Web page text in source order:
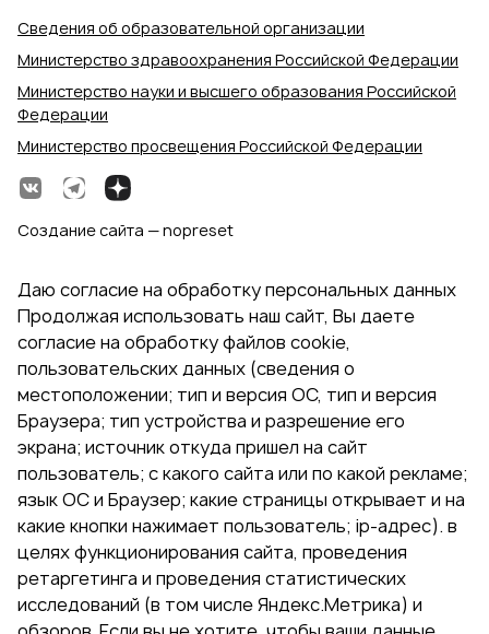
Сведения об образовательной организации
Министерство здравоохранения Российской Федерации
Министерство науки и высшего образования Российской
Федерации
Министерство просвещения Российской Федерации
Создание сайта — nopreset
Даю согласие на обработку персональных данных
Продолжая использовать наш сайт, Вы даете
согласие на обработку файлов cookie,
пользовательских данных (сведения о
местоположении; тип и версия ОС, тип и версия
Браузера; тип устройства и разрешение его
экрана; источник откуда пришел на сайт
пользователь; с какого сайта или по какой рекламе;
язык ОС и Браузер; какие страницы открывает и на
какие кнопки нажимает пользователь; ip-адрес). в
целях функционирования сайта, проведения
ретаргетинга и проведения статистических
исследований (в том числе Яндекс.Метрика) и